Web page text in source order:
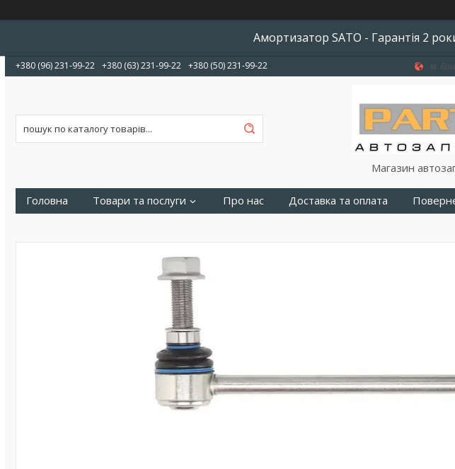
Амортизатор SATO - Гарантія 2
+380 (96) 231-99-22 +380 (63) 231-99-22 +380 (50) 231-99-22 м.
Магазин
Головна Товари та послуги Про нас Доставка та оплата